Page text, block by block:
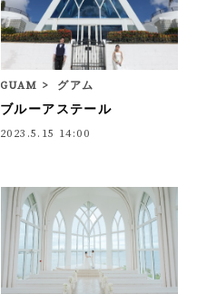
GUAM グアム
ブルーアステール
2023.5.15 14:00